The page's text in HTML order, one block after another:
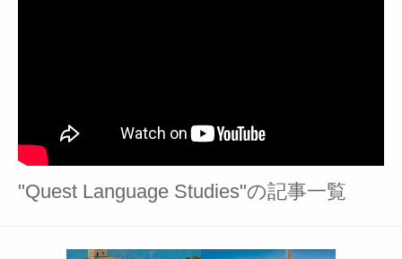
"Quest Language Studies"の記事一覧